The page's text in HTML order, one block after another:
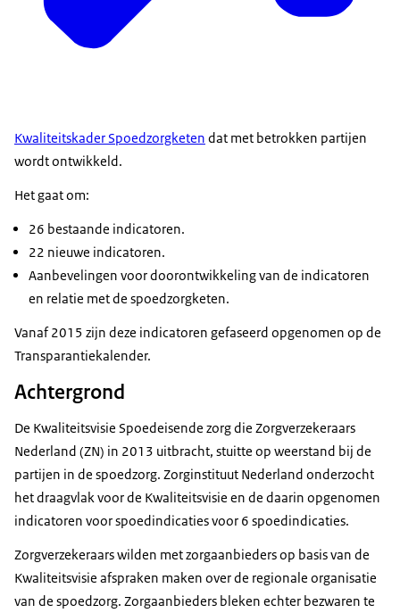
Kwaliteitskader Spoedzorgketen dat met betrokken partijen
wordt ontwikkeld.
Het gaat om:
26 bestaande indicatoren.
22 nieuwe indicatoren.
Aanbevelingen voor doorontwikkeling van de indicatoren
en relatie met de spoedzorgketen.
Vanaf 2015 zijn deze indicatoren gefaseerd opgenomen op de
Transparantiekalender.
Achtergrond
De Kwaliteitsvisie Spoedeisende zorg die Zorgverzekeraars
Nederland (ZN) in 2013 uitbracht, stuitte op weerstand bij de
partijen in de spoedzorg. Zorginstituut Nederland onderzocht
het draagvlak voor de Kwaliteitsvisie en de daarin opgenomen
indicatoren voor spoedindicaties voor 6 spoedindicaties.
Zorgverzekeraars wilden met zorgaanbieders op basis van de
Kwaliteitsvisie afspraken maken over de regionale organisatie
van de spoedzorg. Zorgaanbieders bleken echter bezwaren te